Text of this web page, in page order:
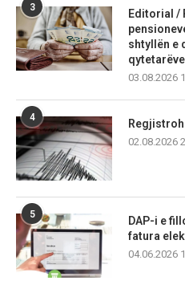
3
Editorial /
shtyllën e
03.08.2026
4
02.08.2026
5
DAP-i e
fatura
04.06.2026